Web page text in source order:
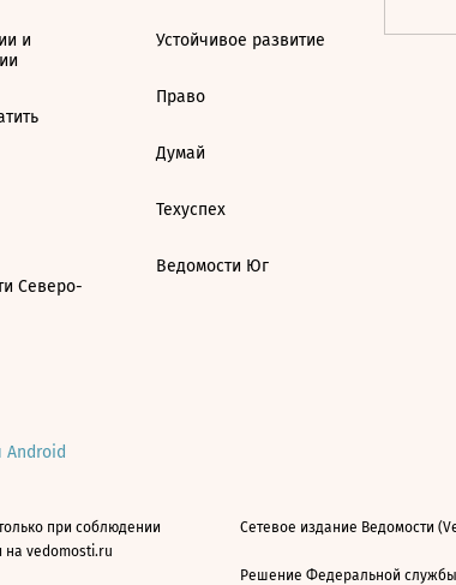
и
Северо-
Устойчивое развитие
Право
Думай
Техуспех
Ведомости Юг
Android
при соблюдении
на vedomosti.ru
Сетевое издание Ведомости
Решение Федеральной